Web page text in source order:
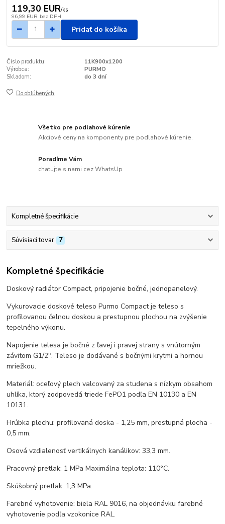
119,30 EUR/ks
96,99 EUR bez DPH
Pridať do košíka
Číslo produktu:
11K900x1200
Výrobca:
PURMO
Skladom:
do 3 dní
Do obľúbených
Všetko pre podlahové kúrenie
Akciové ceny na komponenty pre podlahové kúrenie.
Poradíme Vám
chatujte s nami cez WhatsUp
Kompletné špecifikácie
Súvisiaci tovar 7
Kompletné špecifikácie
Doskový radiátor Compact, pripojenie bočné, jednopanelový.
Vykurovacie doskové teleso Purmo Compact je teleso s
profilovanou čelnou doskou a prestupnou plochou na zvýšenie
tepelného výkonu.
Napojenie telesa je bočné z ľavej i pravej strany s vnútorným
závitom G1/2". Teleso je dodávané s bočnými krytmi a hornou
mriežkou.
Materiál: oceľový plech valcovaný za studena s nízkym obsahom
uhlíka, ktorý zodpovedá triede FePO1 podľa EN 10130 a EN
10131.
Hrúbka plechu: profilovaná doska - 1,25 mm, prestupná plocha -
0,5 mm.
Osová vzdialenosť vertikálnych kanálikov: 33,3 mm.
Pracovný pretlak: 1 MPa Maximálna teplota: 110°C.
Skúšobný pretlak: 1,3 MPa.
Farebné vyhotovenie: biela RAL 9016, na objednávku farebné
vyhotovenie podľa vzokonice RAL.